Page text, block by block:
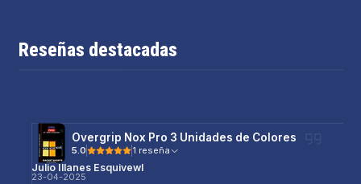
Reseñas destacadas
Overgrip Nox Pro 3 Unidades de Colores
5.0 1 reseña
Julio Illanes Esquivewl
23-04-2025